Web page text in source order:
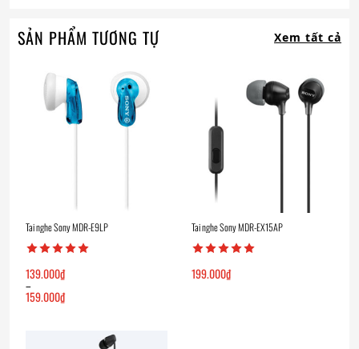
SẢN PHẨM TƯƠNG TỰ Xem tất cả
Tai nghe Sony MDR-E9LP
139.000₫
–
159.000₫
Tai nghe Sony MDR-EX15AP
199.000₫